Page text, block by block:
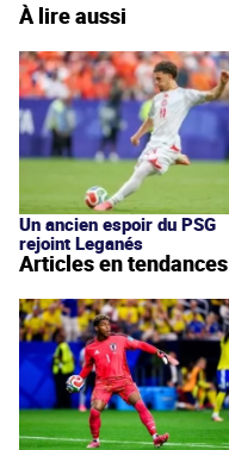
À lire aussi
Un ancien espoir du PSG
rejoint Leganés
Articles en tendances